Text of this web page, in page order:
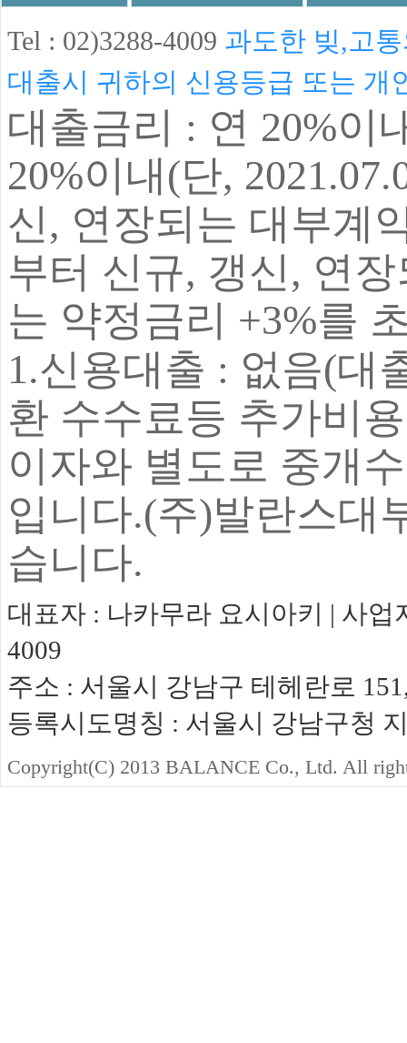
Tel : 02)3288-4009 과도한 빚,고
대출시 귀하의 신용등급 또는 개
대출금리 : 연 20%이
20%이내(단,
신, 연장되는 대부계
부터 신규, 갱신, 연
는 약정금리 +3%를
1.신용대출 : 없음(대
환 수수료등 추가비
이자와 별도로 중개
입니다.(주)발란스대
습니다.
대표자 : 나카무라 요시아키 | 사업
4009
주소 : 서울시 강남구 테헤란로
등록시도명칭 : 서울시 강남구청
Copyright(C) 2013 BALANCE Co., Ltd. All